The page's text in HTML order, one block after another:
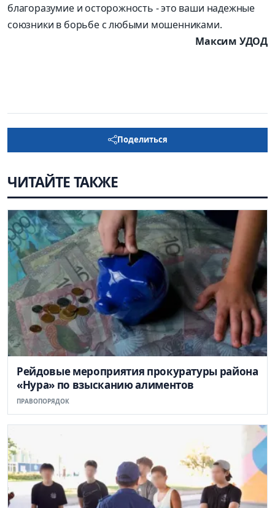
благоразумие и осторожность - это ваши надежные
союзники в борьбе с любыми мошенниками.
Максим УДОД
Поделиться
ЧИТАЙТЕ ТАКЖЕ
Рейдовые мероприятия прокуратуры района
«Нура» по взысканию алиментов
ПРАВОПОРЯДОК